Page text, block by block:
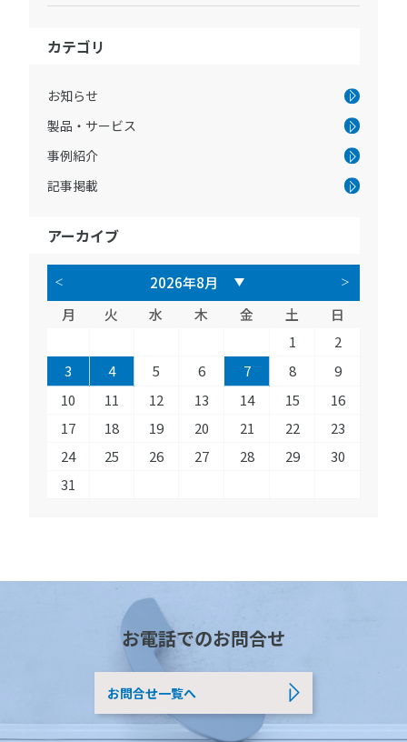
カテゴリ
お知らせ
製品・サービス
事例紹介
記事掲載
アーカイブ
月 火 水 木 金 土
日
1
2
3
4 5 6 7 8
9
10
11 12 13 14 15
16
17
18 19 20 21 22
23
24
25 26 27 28 29
30
31
お電話でのお問合せ
お問合せ一覧へ